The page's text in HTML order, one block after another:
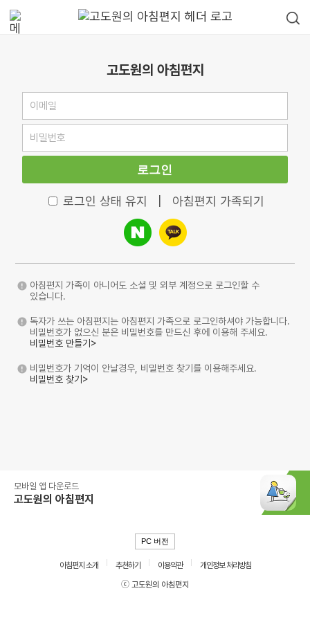
고도원의 아침편지
로그인
로그인 상태 유지 아침편지 가족되기
아침편지 가족이 아니어도 소셜 및 외부 계정으로 로그인할 수
있습니다.
독자가 쓰는 아침편지는 아침편지 가족으로 로그인하셔야 가능합니다.
비밀번호가 없으신 분은 비밀번호를 만드신 후에 이용해 주세요.
비밀번호 만들기>
비밀번호가 기억이 안날경우, 비밀번호 찾기를 이용해주세요.
비밀번호 찾기>
모바일 앱 다운로드
고도원의 아침편지
PC 버전
아침편지 소개 추천하기 이용약관
개인정보 처리방침
ⓒ 고도원의 아침편지